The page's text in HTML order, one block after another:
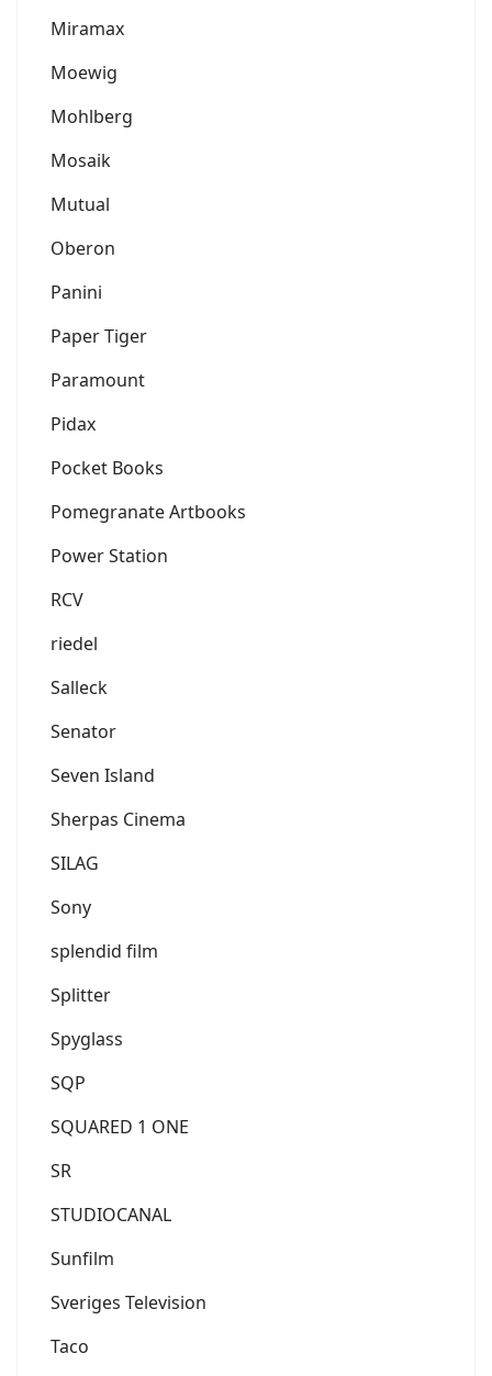
Miramax
Moewig
Mohlberg
Mosaik
Mutual
Oberon
Panini
Paper Tiger
Paramount
Pidax
Pocket Books
Pomegranate Artbooks
Power Station
RCV
riedel
Salleck
Senator
Seven Island
Sherpas Cinema
SILAG
Sony
splendid film
Splitter
Spyglass
SQP
SQUARED 1 ONE
SR
STUDIOCANAL
Sunfilm
Sveriges Television
Taco